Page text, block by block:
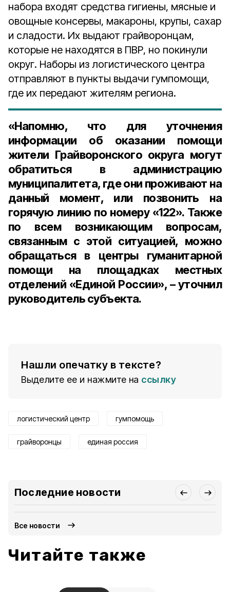
набора входят средства гигиены, мясные и
овощные консервы, макароны, крупы, сахар
и сладости. Их выдают грайворонцам,
которые не находятся в ПВР, но покинули
округ. Наборы из логистического центра
отправляют в пункты выдачи гумпомощи,
где их передают жителям региона.
«Напомню, что для уточнения
информации об оказании помощи
жители Грайворонского округа могут
обратиться в администрацию
муниципалитета, где они проживают на
данный момент, или позвонить на
горячую линию по номеру «122». Также
по всем возникающим вопросам,
связанным с этой ситуацией, можно
обращаться в центры гуманитарной
помощи на площадках местных
отделений «Единой России», – уточнил
руководитель субъекта.
Нашли опечатку в тексте?
Выделите ее и нажмите на ссылку
логистический центр гумпомощь
грайворонцы единая россия
Последние новости
Все новости
Читайте также